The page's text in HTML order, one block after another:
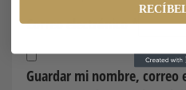
Correo electrónico*
Guardar mi nombre, correo